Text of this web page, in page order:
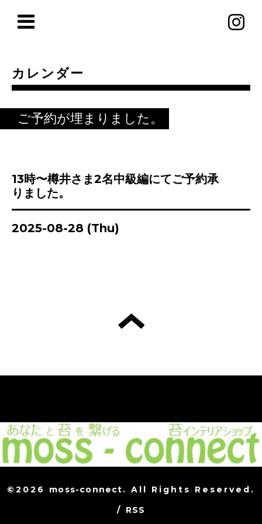
カレンダー
ご予約が埋まりました。
13時〜樽井さま2名中級編にてご予約承
りました。
2025-08-28 (Thu)
©2026 moss-connect. All Rights Reserved.
/ RSS